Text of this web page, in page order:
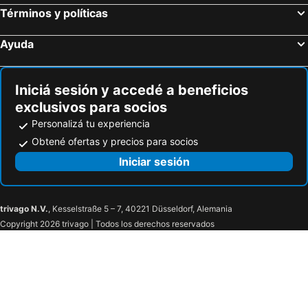
Onion Festival of Agioi Theodori
Super Paradise
Essence
Limani Parikia
Vlychos
Arni
Términos y políticas
Ayuda
Iniciá sesión y accedé a beneficios
exclusivos para socios
Personalizá tu experiencia
Obtené ofertas y precios para socios
Iniciar sesión
trivago N.V., Kesselstraße 5 – 7, 40221 Düsseldorf, Alemania
Copyright 2026 trivago | Todos los derechos reservados